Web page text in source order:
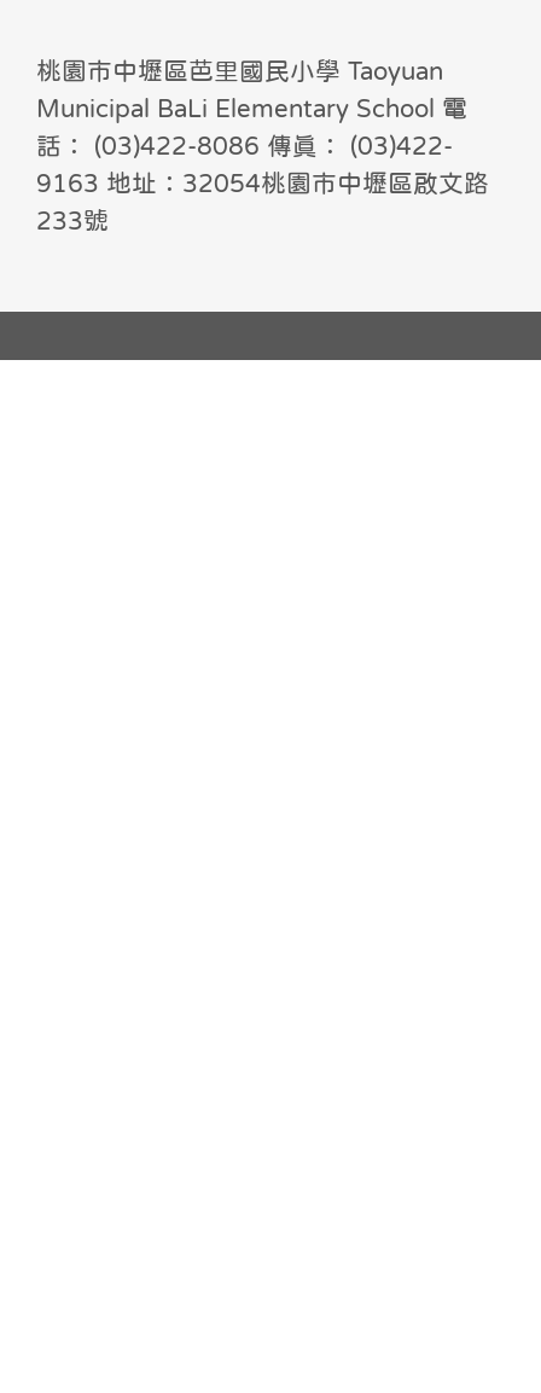
桃園市中壢區芭里國民小學 Taoyuan
Municipal BaLi Elementary School 電
話： (03)422-8086 傳真： (03)422-
9163 地址：32054桃園市中壢區啟文路
233號